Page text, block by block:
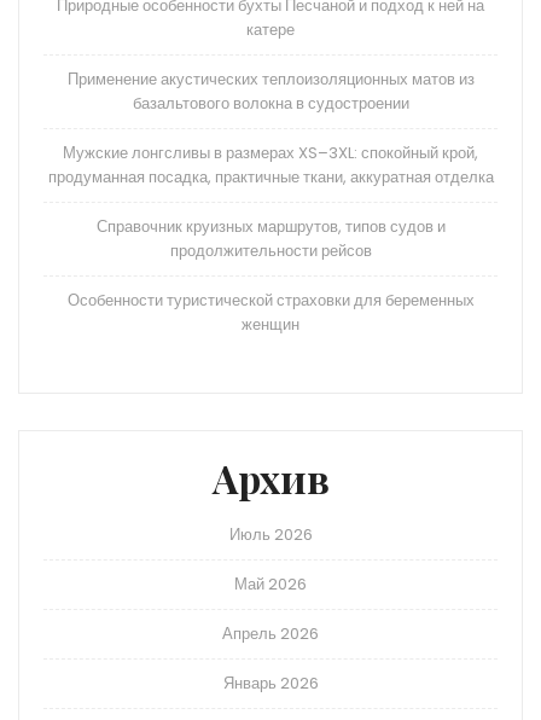
Природные особенности бухты Песчаной и подход к ней на
катере
Применение акустических теплоизоляционных матов из
базальтового волокна в судостроении
Мужские лонгсливы в размерах XS–3XL: спокойный крой,
продуманная посадка, практичные ткани, аккуратная отделка
Справочник круизных маршрутов, типов судов и
продолжительности рейсов
Особенности туристической страховки для беременных
женщин
Архив
Июль 2026
Май 2026
Апрель 2026
Январь 2026